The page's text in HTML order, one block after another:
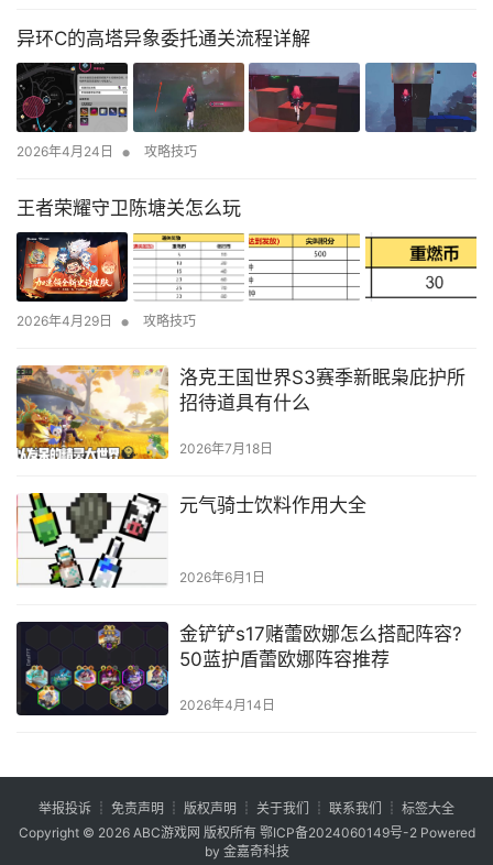
异环C的高塔异象委托通关流程详解
2026年4月24日 • 攻略技巧
王者荣耀守卫陈塘关怎么玩
2026年4月29日 • 攻略技巧
洛克王国世界S3赛季新眠枭庇护所
招待道具有什么
2026年7月18日
元气骑士饮料作用大全
2026年6月1日
金铲铲s17赌蕾欧娜怎么搭配阵容?
50蓝护盾蕾欧娜阵容推荐
2026年4月14日
举报投诉 ┊ 免责声明 ┊ 版权声明 ┊ 关于我们 ┊ 联系我们 ┊ 标签大全
Copyright © 2026 ABC游戏网 版权所有 鄂ICP备2024060149号-2Powered
by 金嘉奇科技